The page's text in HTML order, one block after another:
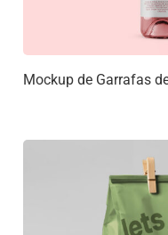
Mockup de Garrafas